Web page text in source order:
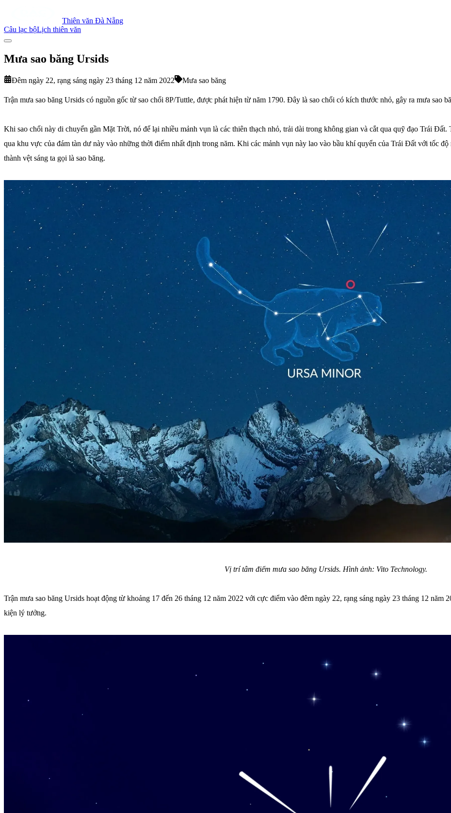
Thiên văn Đà Nẵng
Câu lạc bộLịch thiên văn
Mưa sao băng Ursids
Đêm ngày 22, rạng sáng ngày 23 tháng 12 năm 2022 Mưa sao băng
Trận mưa sao băng Ursids có nguồn gốc từ sao chổi 8P/Tuttle, được phát hiện từ năm 1790. Đây là sao chổi có kích thước nhỏ, gây ra mưa sao
Khi sao chổi này di chuyển gần Mặt Trời, nó để lại nhiều mảnh vụn là các thiên thạch nhỏ, trải dài trong không gian và cắt qua quỹ đạo Trái
qua khu vực của đám tàn dư này vào những thời điểm nhất định trong năm. Khi các mảnh vụn này lao vào bầu khí quyển của Trái Đất với tốc
thành vệt sáng ta gọi là sao băng.
Vị trí tâm điểm mưa sao băng Ursids. Hình ảnh: Vito Technology.
Trận mưa sao băng Ursids hoạt động từ khoảng 17 đến 26 tháng 12 năm 2022 với cực điểm vào đêm ngày 22, rạng sáng ngày 23 tháng 12 năm
kiện lý tưởng.